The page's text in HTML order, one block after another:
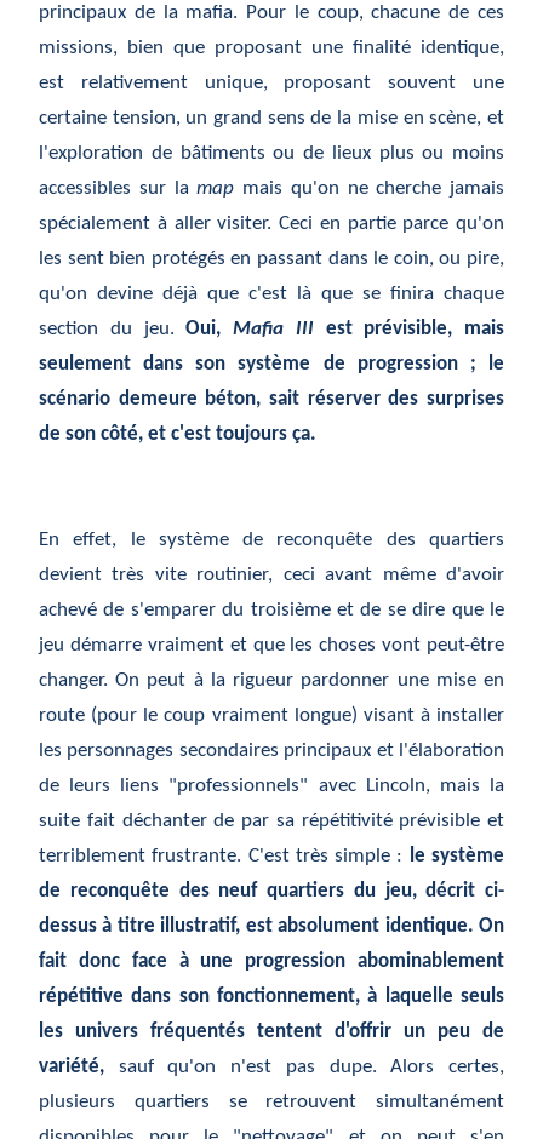
principaux de la mafia. Pour le coup, chacune de ces
missions, bien que proposant une finalité identique,
est relativement unique, proposant souvent une
certaine tension, un grand sens de la mise en scène, et
l'exploration de bâtiments ou de lieux plus ou moins
accessibles sur lamap mais qu'on ne cherche jamais
spécialement à aller visiter. Ceci en partie parce qu'on
les sent bien protégés en passant dans le coin, ou pire,
qu'on devine déjà que c'est là que se finira chaque
section du jeu.Oui, Mafia IIIest prévisible, mais
seulement dans son système de progression ; le
scénario demeure béton, sait réserver des surprises
de son côté, et c'est toujours ça.
En effet, le système de reconquête des quartiers
devient très vite routinier, ceci avant même d'avoir
achevé de s'emparer du troisième et de se dire que le
jeu démarre vraiment et que les choses vont peut-être
changer. On peut à la rigueur pardonner une mise en
route (pour le coup vraiment longue) visant à installer
les personnages secondaires principaux et l'élaboration
de leurs liens "professionnels" avec Lincoln, mais la
suite fait déchanter de par sa répétitivité prévisible et
terriblement frustrante. C'est très simple :
le système
de reconquête des neuf quartiers du jeu, décrit ci-
dessus à titre illustratif, est absolument identique. On
fait donc face à une progression abominablement
répétitive dans son fonctionnement, à laquelle seuls
les univers fréquentés tentent d'offrir un peu de
variété, sauf qu'on n'est pas dupe. Alors certes,
plusieurs quartiers se retrouvent simultanément